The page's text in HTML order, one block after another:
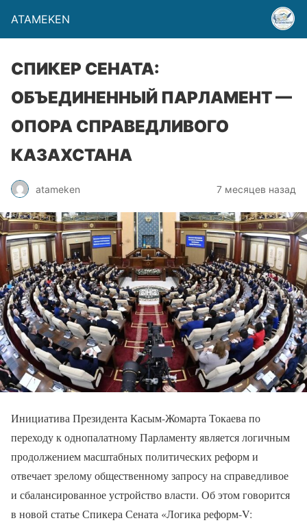
ATAMEKEN
СПИКЕР СЕНАТА:
ОБЪЕДИНЕННЫЙ ПАРЛАМЕНТ —
ОПОРА СПРАВЕДЛИВОГО
КАЗАХСТАНА
atameken 7 месяцев назад
Инициатива Президента Касым-Жомарта Токаева по
переходу к однопалатному Парламенту является логичным
продолжением масштабных политических реформ и
отвечает зрелому общественному запросу на справедливое
и сбалансированное устройство власти. Об этом говорится
в новой статье Спикера Сената «Логика реформ-V: